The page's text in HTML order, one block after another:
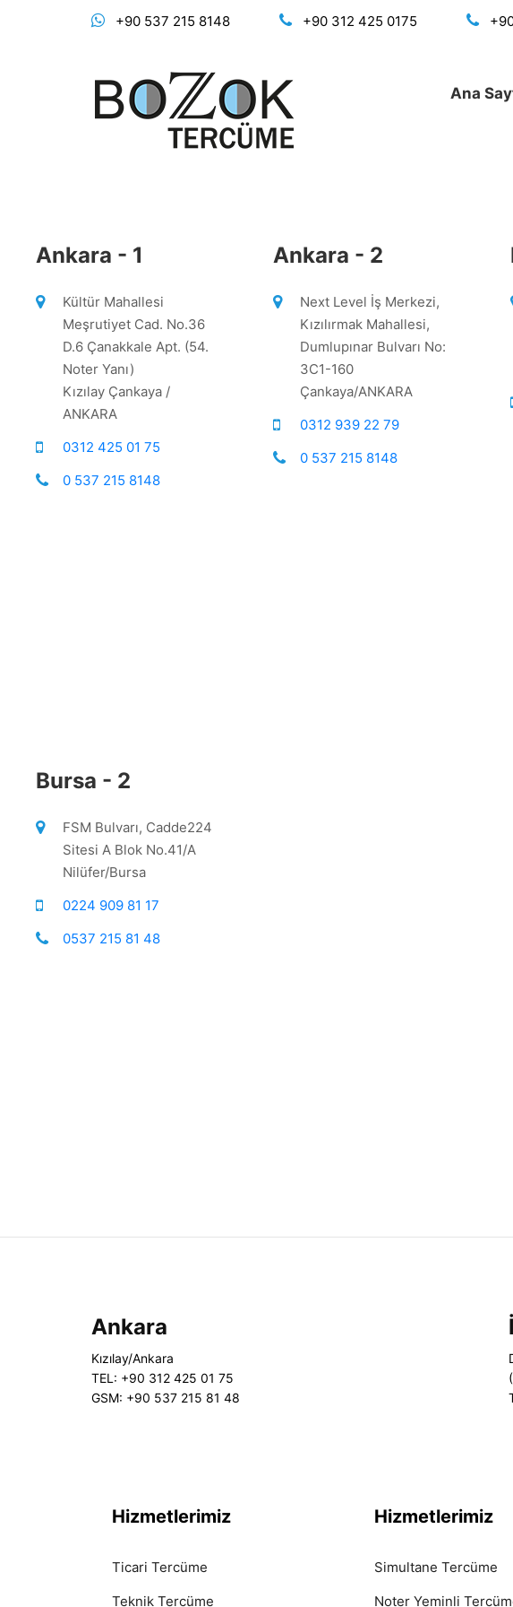
+90 537 215 8148 +90 312 425 0175
Ana
Ankara - 1
Kültür Mahallesi
Meşrutiyet Cad. No.36
D.6 Çanakkale Apt. (54.
Noter Yanı)
Kızılay Çankaya /
ANKARA
0312 425 01 75
0 537 215 8148
Ankara - 2
Next Level İş Merkezi,
Kızılırmak Mahallesi,
Dumlupınar Bulvarı No:
3C1-160
Çankaya/ANKARA
0312 939 22 79
0 537 215 8148
Bursa - 2
FSM Bulvarı, Cadde224
Sitesi A Blok No.41/A
Nilüfer/Bursa
0224 909 81 17
0537 215 81 48
Ankara
Kızılay/Ankara
TEL: +90 312 425 01 75
GSM: +90 537 215 81 48
Hizmetlerimiz
Ticari Tercüme
Teknik Tercüme
Hizmetlerimiz
Simultane Tercüme
Noter Yeminli